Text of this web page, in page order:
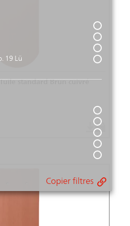
19 Lü
Copier filtres
Tuile standard Brun cuivré